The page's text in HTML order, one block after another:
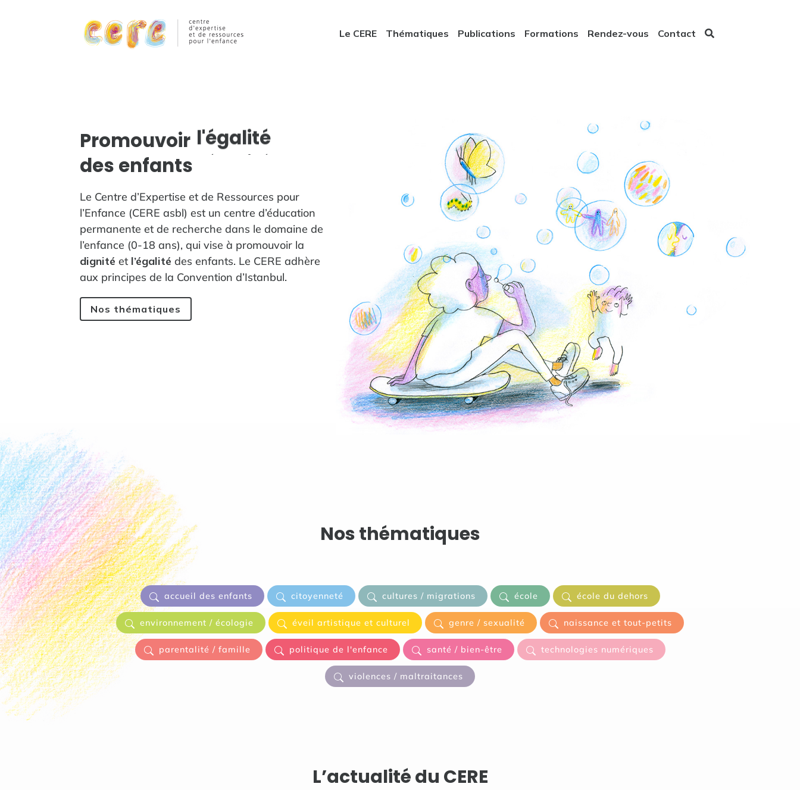
Le CERE Thématiques Publications Formations Rendez-vous Contact
Promouvoir l'égalité
l'égalité
la dignité
l'égalité
l'égalité
des enfants
Le Centre d’Expertise et de Ressources pour
l’Enfance (CERE asbl) est un centre d’éducation
permanente et de recherche dans le domaine de
l’enfance (0-18 ans), qui vise à promouvoir la
dignité et l’égalité des enfants. Le CERE adhère
aux principes de la Convention d’Istanbul.
Nos thématiques
Nos thématiques
accueil des enfants citoyenneté cultures / migrations école école du dehors
environnement / écologie éveil artistique et culturel genre / sexualité naissance et tout-petits
parentalité / famille politique de l'enfance santé / bien-être technologies numériques
violences / maltraitances
L’actualité du CERE